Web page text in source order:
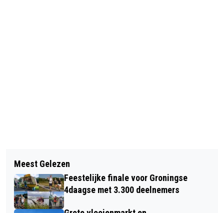
FC GRONINGEN MET ZEGE NAAR
PLAY-OFFS OM EUROPEES VOETBAL
OPSPORING VERZOCHT:
MISHANDELING OP WERKMANBRUG
Meest Gelezen
Feestelijke finale voor Groningse
4daagse met 3.300 deelnemers